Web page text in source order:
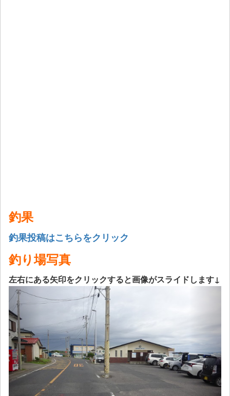
釣果
釣果投稿はこちらをクリック
釣り場写真
左右にある矢印をクリックすると画像がスライドします↓
Previous